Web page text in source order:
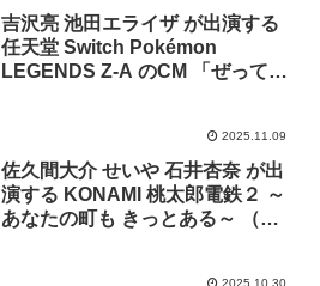
吉沢亮 池田エライザ が出演する
任天堂 Switch Pokémon
LEGENDS Z-A のCM 「ぜってー
2025.11.09
佐久間大介 せいや 石井杏奈 が出
演する KONAMI 桃太郎電鉄２ ～
あなたの町も きっとある～ （桃
2025.10.30